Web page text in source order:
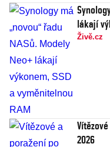
lákají
Živě.cz
2026